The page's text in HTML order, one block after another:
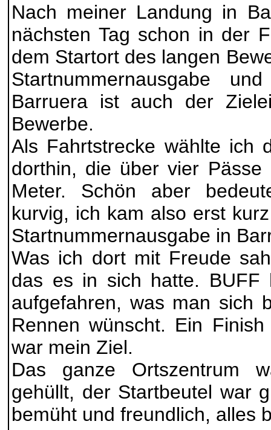
Nach meiner Landung in
nächsten Tag schon in der
dem Startort des langen
Startnummernausgabe
Barruera ist auch der
Bewerbe.
Als Fahrtstrecke wählte ich
dorthin, die über vier
Meter. Schön aber
kurvig, ich kam also erst
Startnummernausgabe in
Was ich dort mit Freude
das es in sich hatte. BUFF
aufgefahren, was man sich
Rennen wünscht. Ein
war mein Ziel.
Das ganze Ortszentrum
gehüllt, der Startbeutel war
bemüht und freundlich, alles